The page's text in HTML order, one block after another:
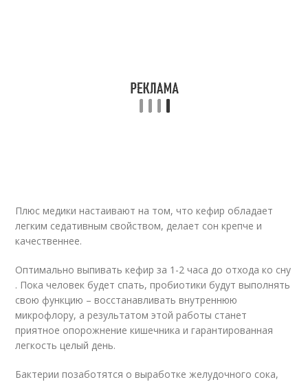
Плюс медики настаивают на том, что кефир обладает
легким седативным свойством, делает сон крепче и
качественнее.
Оптимально выпивать кефир за 1-2 часа до отхода ко сну
. Пока человек будет спать, пробиотики будут выполнять
свою функцию – восстанавливать внутреннюю
микрофлору, а результатом этой работы станет
приятное опорожнение кишечника и гарантированная
легкость целый день.
Бактерии позаботятся о выработке желудочного сока,